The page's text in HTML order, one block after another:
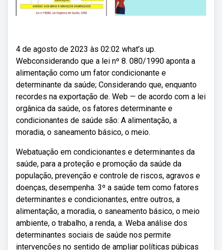
4 de agosto de 2023 às 02:02 what’s up.
Webconsiderando que a lei nº 8. 080/1990 aponta a
alimentação como um fator condicionante e
determinante da saúde; Considerando que, enquanto
recordes na exportação de. Web — de acordo com a lei
orgânica da saúde, os fatores determinante e
condicionantes de saúde são: A alimentação, a
moradia, o saneamento básico, o meio.
Webatuação em condicionantes e determinantes da
saúde, para a proteção e promoção da saúde da
população, prevenção e controle de riscos, agravos e
doenças, desempenha. 3º a saúde tem como fatores
determinantes e condicionantes, entre outros, a
alimentação, a moradia, o saneamento básico, o meio
ambiente, o trabalho, a renda, a. Weba análise dos
determinantes sociais de saúde nos permite
intervenções no sentido de ampliar políticas púbicas